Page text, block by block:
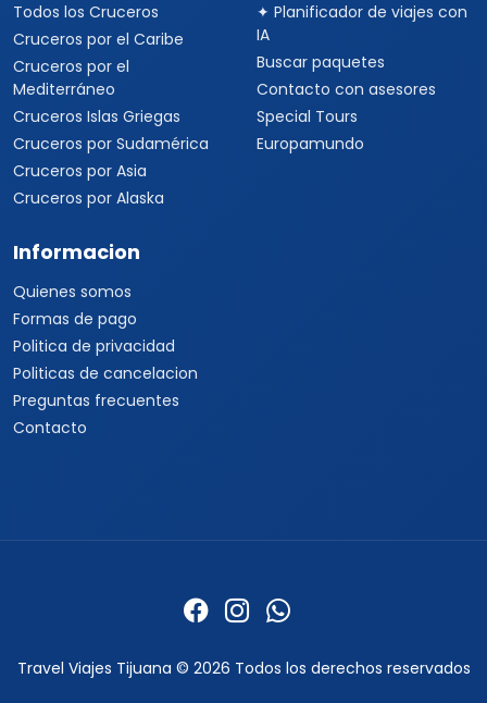
Todos los Cruceros
Cruceros por el Caribe
Cruceros por el
Mediterráneo
Cruceros Islas Griegas
Cruceros por Sudamérica
Cruceros por Asia
Cruceros por Alaska
✦ Planificador de viajes con
IA
Buscar paquetes
Contacto con asesores
Special Tours
Europamundo
Informacion
Quienes somos
Formas de pago
Politica de privacidad
Politicas de cancelacion
Preguntas frecuentes
Contacto
Travel Viajes Tijuana © 2026 Todos los derechos reservados